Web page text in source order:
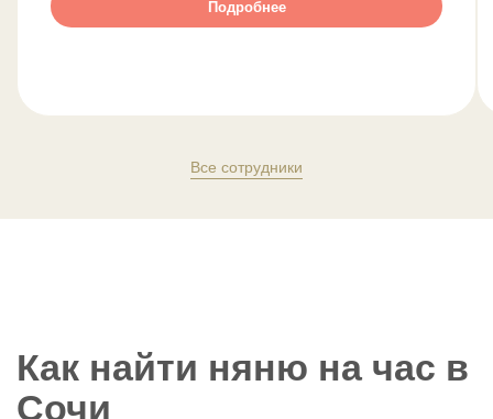
Подробнее
Все сотрудники
Как найти няню на час в
Сочи